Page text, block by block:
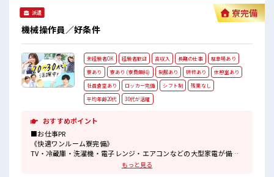
派遣
機械操作員／好条件
寮完備
未経験者OK 経験者歓迎 高収入 長期の仕事
駐車場あり
寮あり
寮あり (寮費無料) 制服あり 研修あり
休憩室あり
社員食堂あり
ロッカー完備 シフト制
残業なし
平均年齢20代
30代が活躍
おすすめポイント
■お仕事PR
《快適ワンルーム寮完備》
TV・冷蔵庫・洗濯機・電子レンジ・エアコンなどの大型家電が備え
もっと見る